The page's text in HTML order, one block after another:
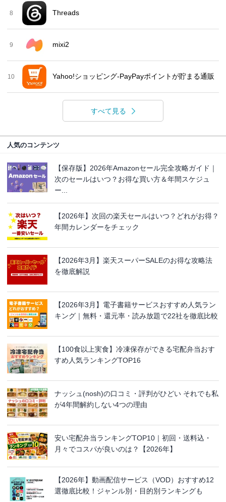
8 Threads
9 mixi2
10 Yahoo!ショッピング-PayPayポイントが貯まる通販
すべて見る
人気のコンテンツ
【保存版】2026年Amazonセール完全攻略ガイド｜
次のセールはいつ？お得な買い方＆年間スケジュ
ー...
【2026年】次回の楽天セールはいつ？どれがお得？
年間カレンダーをチェック
【2026年3月】楽天スーパーSALEのお得な攻略法
を徹底解説
【2026年3月】電子書籍サービスおすすめ人気ラン
キング｜無料・還元率・読み放題で22社を徹底比較
【100食以上実食】冷凍保存ができる宅配弁当おす
すめ人気ランキングTOP16
ナッシュ(nosh)の口コミ・評判がひどい それでも私
が4年間解約しない4つの理由
安い宅配弁当ランキングTOP10｜初回・送料込・
月々でコスパが良いのは？【2026年】
【2026年】動画配信サービス（VOD）おすすめ12
選徹底比較！ジャンル別・目的別ランキングも